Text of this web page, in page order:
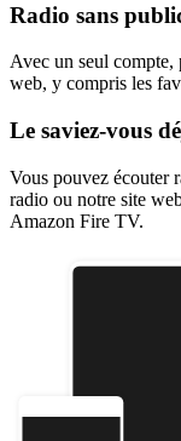
Radio sans
Avec un seul compte,
web, y compris les
Le saviez-vous
Vous pouvez écouter
radio ou notre site
Amazon Fire TV.